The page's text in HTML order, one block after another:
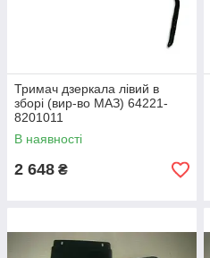
Тримач дзеркала лівий в
зборі (вир-во МАЗ) 64221-
8201011
В наявності
2 648 ₴